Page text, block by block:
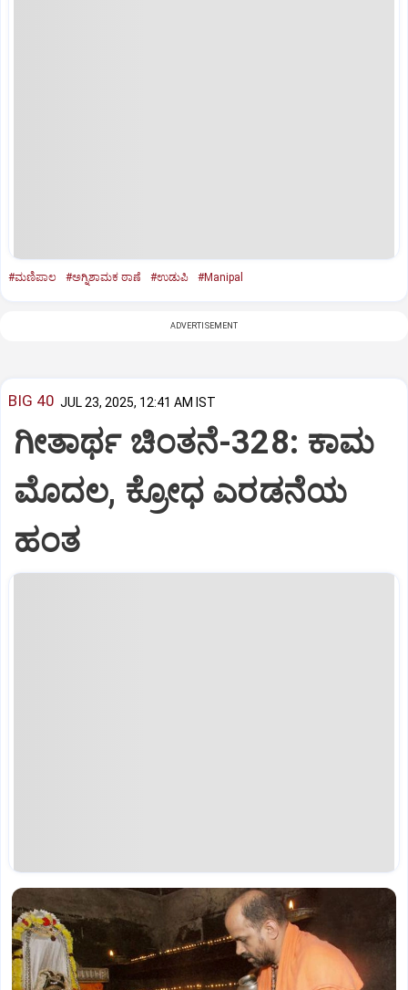
#ಮಣಿಪಾಲ #ಅಗ್ನಿಶಾಮಕ ಠಾಣೆ #ಉಡುಪಿ #Manipal
ADVERTISEMENT
BIG 40 JUL 23, 2025, 12:41 AM IST
ಗೀತಾರ್ಥ ಚಿಂತನೆ-328: ಕಾಮ
ಮೊದಲ, ಕ್ರೋಧ ಎರಡನೆಯ
ಹಂತ